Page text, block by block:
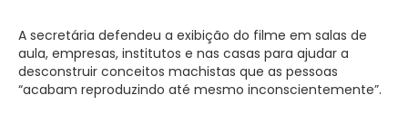
A secretária defendeu a exibição do filme em salas de
aula, empresas, institutos e nas casas para ajudar a
desconstruir conceitos machistas que as pessoas
“acabam reproduzindo até mesmo inconscientemente”.